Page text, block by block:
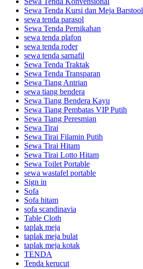
Sewa Tenda Kursi dan Meja Barstool
sewa tenda parasol
Sewa Tenda Pernikahan
sewa tenda plafon
sewa tenda roder
sewa tenda sarnafil
Sewa Tenda Traktak
Sewa Tenda Transparan
Sewa Tiang Antrian
sewa tiang bendera
Sewa Tiang Bendera Kayu
Sewa Tiang Pembatas VIP Putih
Sewa Tiang Peresmian
Sewa Tirai
Sewa Tirai Filamin Putih
Sewa Tirai Hitam
Sewa Tirai Lotto Hitam
Sewa Toilet Portable
sewa wastafel portable
Sign in
Sofa
Sofa hitam
sofa scandinavia
Table Cloth
taplak meja
taplak meja bulat
taplak meja kotak
TENDA
Tenda kerucut